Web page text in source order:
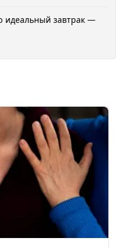
идеальный завтрак —